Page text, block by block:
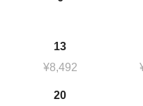
13
¥8,492
20